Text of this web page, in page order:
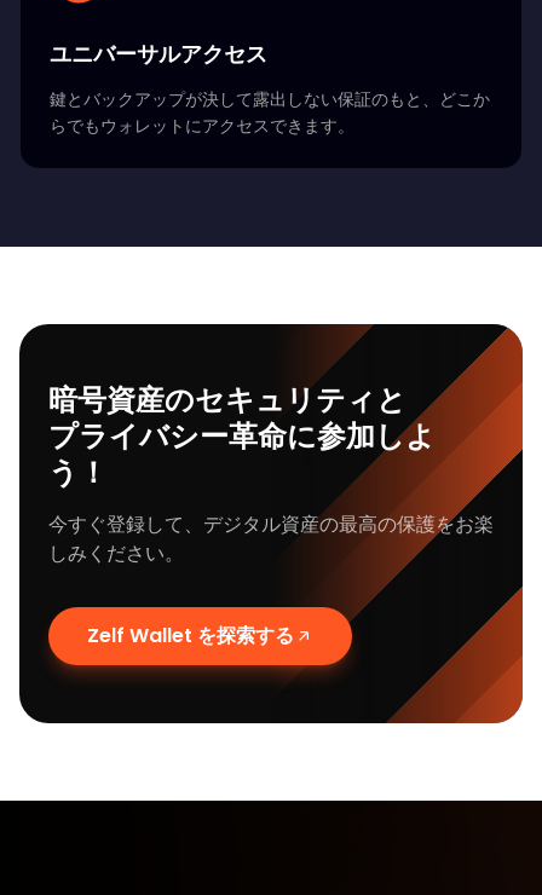
ユニバーサルアクセス
鍵とバックアップが決して露出しない保証のもと、どこか
らでもウォレットにアクセスできます。
暗号資産のセキュリティと
プライバシー革命に参加しよ
う！
今すぐ登録して、デジタル資産の最高の保護をお楽
しみください。
Zelf Wallet を探索する